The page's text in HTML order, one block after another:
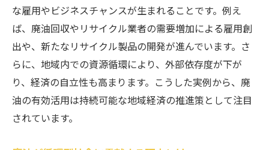
な雇用やビジネスチャンスが生まれることです。例え
ば、廃油回収やリサイクル業者の需要増加による雇用創
出や、新たなリサイクル製品の開発が進んでいます。さ
らに、地域内での資源循環により、外部依存度が下が
り、経済の自立性も高まります。こうした実例から、廃
油の有効活用は持続可能な地域経済の推進策として注目
されています。